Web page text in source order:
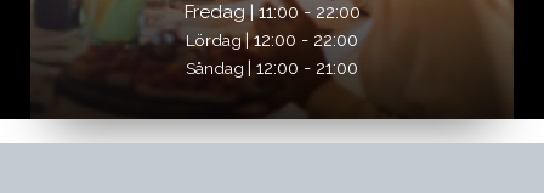
Fredag | 11:00 - 22:00
Lördag| 12:00 - 22:00
Såndag | 12:00 - 21:00